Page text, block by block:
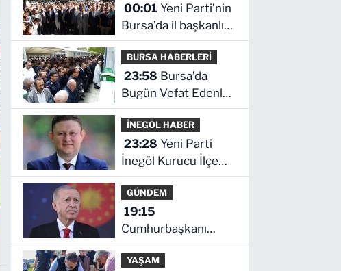
00:01 Yeni Parti’nin
Bursa’da il başkanlığı
ve yönetim kurulu
belli oldu
BURSA HABERLERİ
23:58
Bugün Vefat Edenler
Kimler? | 05 Ağustos
2026 Çarşamba
İNEGÖL HABER
23:28 Yeni Parti
İnegöl Kurucu İlçe
Başkanı Erkan
Dönmez Oldu
GÜNDEM
19:15
Cumhurbaşkanı
Erdoğan'dan
'Terörsüz Türkiye'
YAŞAM